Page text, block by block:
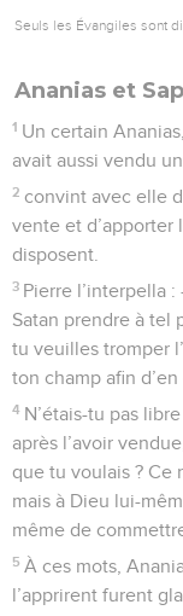
Seuls les Évangiles sont
Ananias et
1 Un certain
avait aussi vendu
2 convint avec elle
vente et d’apporter
disposent.
3 Pierre l’interpella
Satan prendre à tel
tu veuilles tromper
ton champ afin
4 N’étais-tu pas
après l’avoir
que tu voulais ? Ce
mais à Dieu lui-
même de
5 À ces mots,
l’apprirent furent